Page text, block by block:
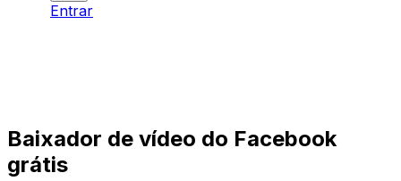
Entrar
Baixador de vídeo do Facebook
grátis